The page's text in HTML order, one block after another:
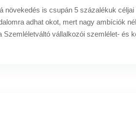
is csupán 5 százalékuk
adhat okot, mert nagy ambíciók
vállalkozói szemlélet- és